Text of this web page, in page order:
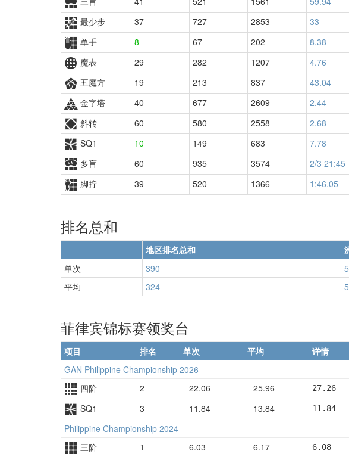
最少步
37 727 2853 33
单手
8 67 202 8.38
魔表
29 282 1207 4.76
五魔方
19 213 837 43.04
金字塔
40 677 2609 2.44
斜转
60 580 2558 2.68
SQ1
10 149 683 7.78
多盲
60 935 3574 2/3 21:45
脚拧
39 520 1366 1:46.05
排名总和
地区排名总和
单次
390
平均
324
菲律宾锦标赛领奖台
项目 排名 单次 平均
详情
GAN Philippine Championship 2026
四阶
2 22.06 25.96 27.26
SQ1 3 11.84 13.84 11.84
Philippine Championship 2024
三阶
1 6.03 6.17 6.08